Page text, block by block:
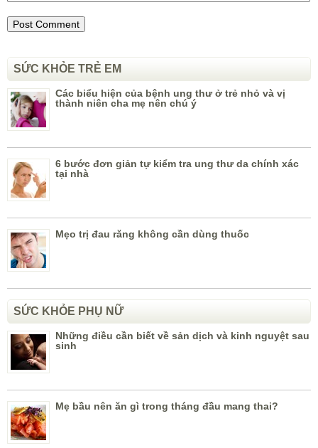
SỨC KHỎE TRẺ EM
Các biểu hiện của bệnh ung thư ở trẻ nhỏ và vị
thành niên cha mẹ nên chú ý
6 bước đơn giản tự kiểm tra ung thư da chính xác
tại nhà
Mẹo trị đau răng không cần dùng thuốc
SỨC KHỎE PHỤ NỮ
Những điều cần biết về sản dịch và kinh nguyệt sau
sinh
Mẹ bầu nên ăn gì trong tháng đầu mang thai?